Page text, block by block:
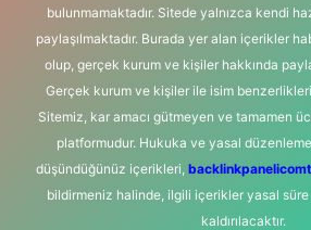
bulunmamaktadır. Sitede yalnızca kendi
paylaşılmaktadır. Burada yer alan içerikler
olup, gerçek kurum ve kişiler hakkında
Gerçek kurum ve kişiler ile isim
Sitemiz, kar amacı gütmeyen ve tamamen
platformudur. Hukuka ve yasal
düşündüğünüz içerikleri,
bildirmeniz halinde, ilgili içerikler yasal
kaldırılacaktır.